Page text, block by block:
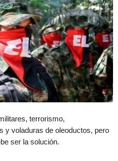
terrorismo,
y voladuras de oleoductos, pero
ser la solución.